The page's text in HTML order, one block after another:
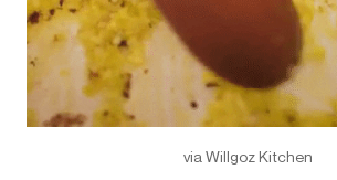
via Willgoz Kitchen